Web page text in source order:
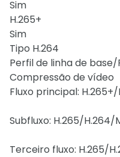
Sim
H.265+
Sim
Tipo H.264
Perfil de linha de
Compressão de vídeo
Fluxo principal:
Subfluxo: H.265/H.264/
Terceiro fluxo: H.265/